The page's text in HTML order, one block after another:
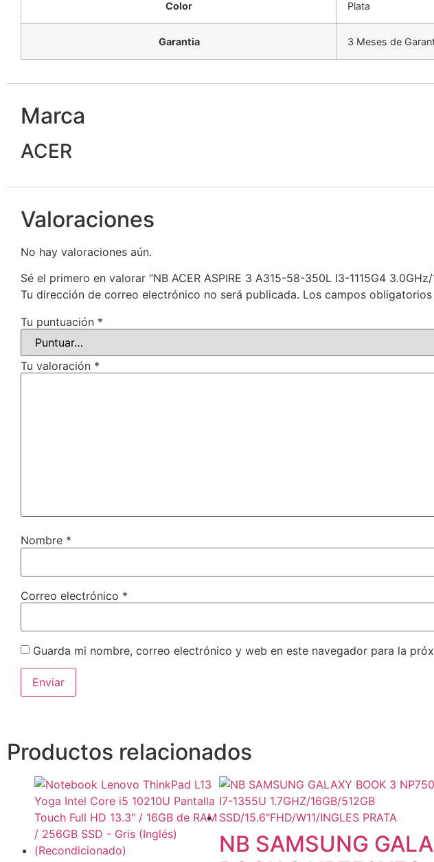
Color Plata
Garantia 3 Meses de
Marca
ACER
Valoraciones
No hay valoraciones aún.
Sé el primero en valorar “NB ACER ASPIRE 3 A315-58-350L I3-1115G4 3.0GHz/
Tu dirección de correo electrónico no será publicada. Los campos
Tu puntuación *
Tu valoración *
Nombre *
Correo electrónico *
Guarda mi nombre, correo electrónico y web en este navegador para la
Productos relacionados
NB SAMSUNG